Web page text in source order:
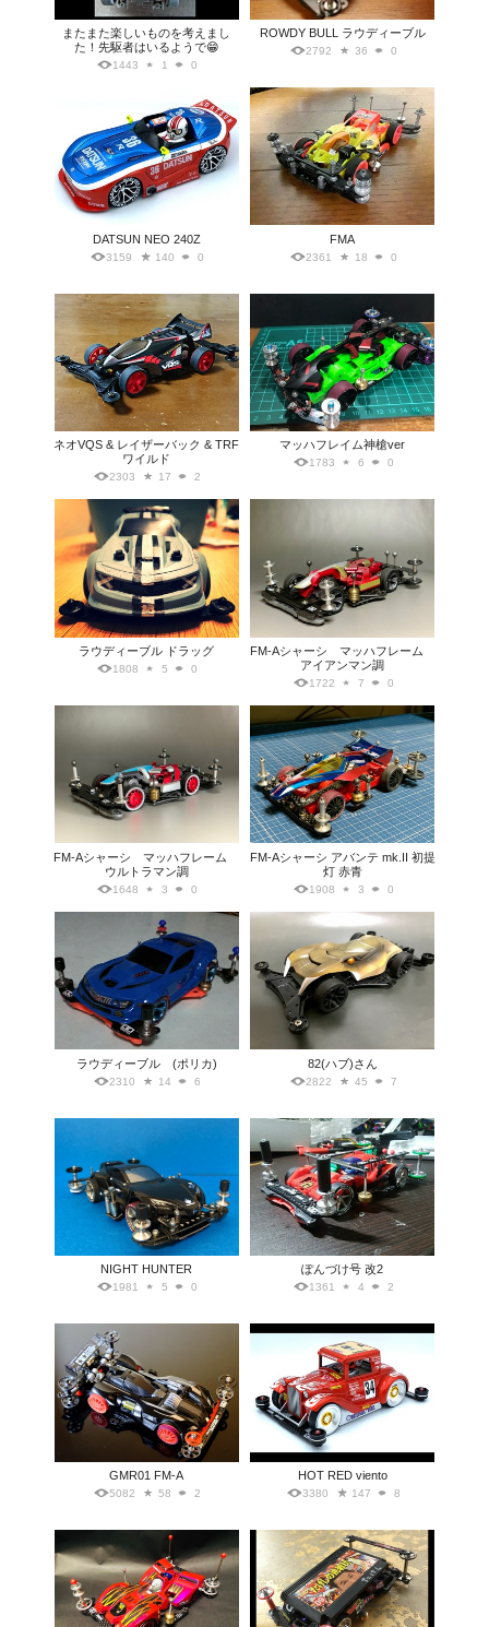
またまた楽しいものを考えまし
た！先駆者はいるようで😁
1443 1 0
ROWDY BULL ラウディーブル
2792 36 0
DATSUN NEO 240Z
3159 140 0
FMA
2361 18 0
ネオVQS & レイザーバック & TRF
ワイルド
2303 17 2
マッハフレイム神槍ver
1783 6 0
ラウディーブル ドラッグ
1808 5 0
FM-Aシャーシ マッハフレーム
アイアンマン調
1722 7 0
FM-Aシャーシ マッハフレーム
ウルトラマン調
1648 3 0
FM-Aシャーシ アバンテ mk.II 初提
灯 赤青
1908 3 0
ラウディーブル (ポリカ)
2310 14 6
82(ハブ)さん
2822 45 7
NIGHT HUNTER
1981 5 0
ぽんづけ号 改2
1361 4 2
GMR01 FM-A
5082 58 2
HOT RED viento
3380 147 8